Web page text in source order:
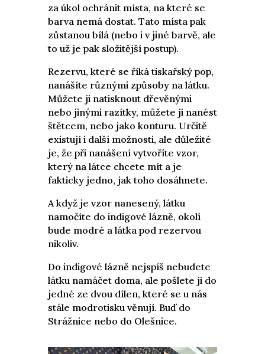
za úkol ochránit místa, na které se
barva nemá dostat. Tato místa pak
zůstanou bílá (nebo i v jiné barvě, ale
to už je pak složitější postup).
Rezervu, které se říká tiskařský pop,
nanášíte různými způsoby na látku.
Můžete ji natisknout dřevěnými
nebo jinými razítky, můžete ji nanést
štětcem, nebo jako konturu. Určitě
existují i další možnosti, ale důležité
je, že při nanášení vytvoříte vzor,
který na látce chcete mít a je
fakticky jedno, jak toho dosáhnete.
A když je vzor nanesený, látku
namočíte do indigové lázně, okolí
bude modré a látka pod rezervou
nikoliv.
Do indigové lázně nejspíš nebudete
látku namáčet doma, ale pošlete ji do
jedné ze dvou dílen, které se u nás
stále modrotisku věnují. Buď do
Strážnice nebo do Olešnice.